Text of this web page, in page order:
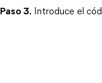
Paso 3. Introduce el